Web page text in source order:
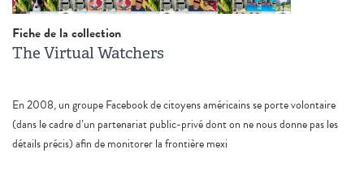
Fiche de la collection
The Virtual Watchers
En 2008, un groupe Facebook de citoyens américains se porte volontaire
(dans le cadre d’un partenariat public-privé dont on ne nous donne pas les
détails précis) afin de monitorer la frontière mexi